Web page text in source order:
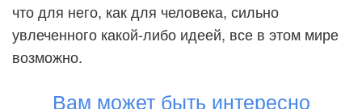
что для него, как для человека, сильно
увлеченного какой-либо идеей, все в этом мире
возможно.
Вам может быть интересно